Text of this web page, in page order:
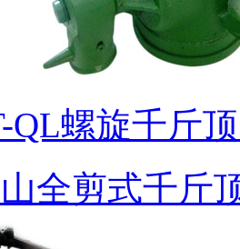
QL螺旋千斤
山全剪式千斤